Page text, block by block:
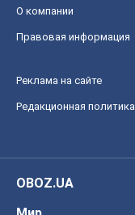
О компании
Правовая информация
Реклама на сайте
Редакционная политика
OBOZ.UA